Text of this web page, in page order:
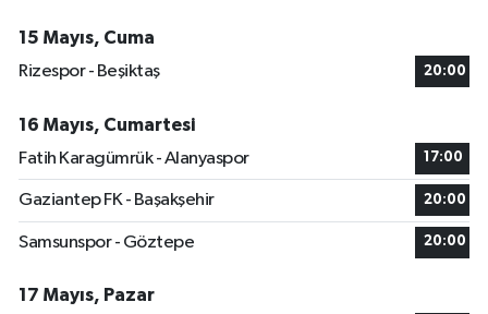
15 Mayıs, Cuma
Rizespor - Beşiktaş
20:00
16 Mayıs, Cumartesi
Fatih Karagümrük - Alanyaspor
17:00
Gaziantep FK - Başakşehir 20:00
Samsunspor - Göztepe 20:00
17 Mayıs, Pazar